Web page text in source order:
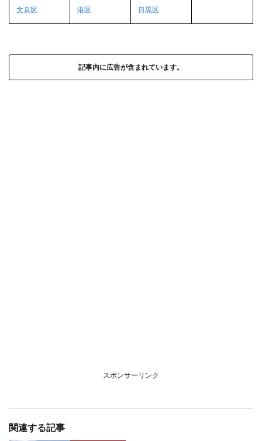
文京区 港区 目黒区
記事内に広告が含まれています。
スポンサーリンク
関連する記事